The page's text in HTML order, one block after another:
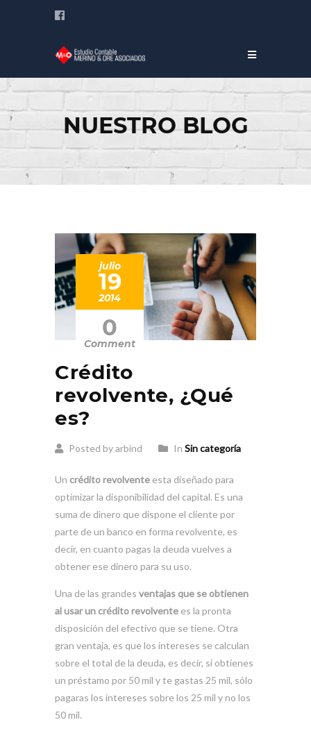
NUESTRO BLOG
julio
19
2014
0
Comment
Crédito
revolvente, ¿Qué
es?
Posted by arbind In Sin categoría
Un crédito revolvente esta diseñado para
optimizar la disponibilidad del capital. Es una
suma de dinero que dispone el cliente por
parte de un banco en forma revolvente, es
decir, en cuanto pagas la deuda vuelves a
obtener ese dinero para su uso.
Una de las grandes ventajas que se obtienen
al usar un crédito revolvente es la pronta
disposición del efectivo que se tiene. Otra
gran ventaja, es que los intereses se calculan
sobre el total de la deuda, es decir, si obtienes
un préstamo por 50 mil y te gastas 25 mil, sólo
pagaras los intereses sobre los 25 mil y no los
50 mil.